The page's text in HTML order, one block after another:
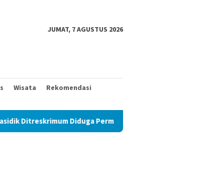
JUMAT, 7 AGUSTUS 2026
Wisata
Rekomendasi
Diduga Permainkan Masyarakat Kecil Yang Mencari Keadilan